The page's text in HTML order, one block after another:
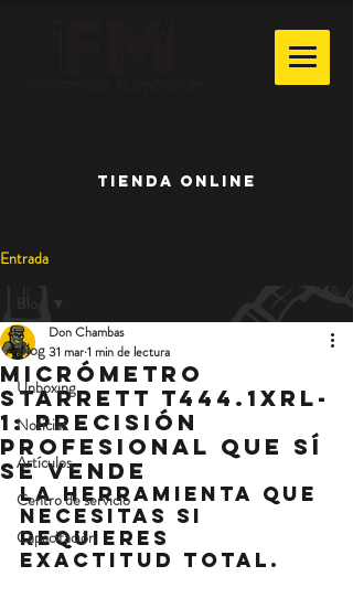
TIENDA ONLINE
Entrada
Blog
Unboxing
Noticias
Artículos
Centro de servicio
Capacitación
Blog
Micrómetro
Starrett T444.1XRL-
1: precisión
profesional que sí
se vende
Don Chambas
31 mar1 min de lectura
La herramienta que
necesitas si
requieres
exactitud total.